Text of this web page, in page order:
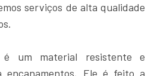
serviços de alta qualidade
é um material resistente e
encanamentos. Ele é feito a